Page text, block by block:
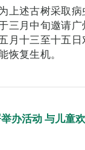
上述古树采取
三月中旬邀请
月十三至十五
恢复生机。
办活动 与儿童